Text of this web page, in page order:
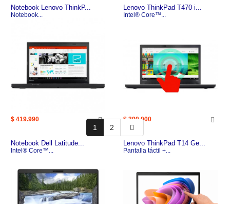
Notebook Lenovo ThinkP...
Notebook...
$ 419.990
Lenovo ThinkPad T470 i...
Intel® Core™...
$ 390.000
Notebook Dell Latitude...
Intel® Core™...
Lenovo ThinkPad T14 Ge...
Pantalla táctil +...
1 2